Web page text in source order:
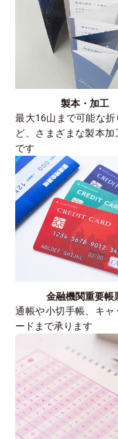
製本・加工
最大16山まで可能な折
ど、さまざまな製本
です
金融機関重要帳
通帳や小切手帳、キャ
ードまで承ります